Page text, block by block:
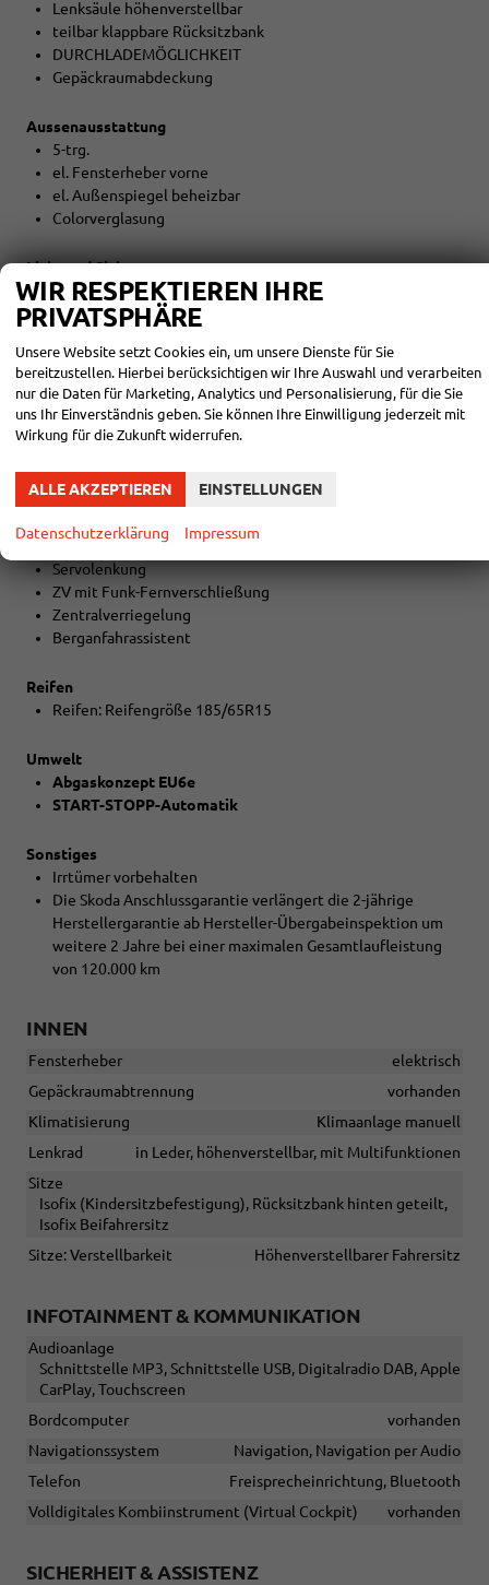
Lenksäule höhenverstellbar
teilbar klappbare Rücksitzbank
DURCHLADEMÖGLICHKEIT
Gepäckraumabdeckung
Aussenausstattung
5-trg.
el. Fensterheber vorne
el. Außenspiegel beheizbar
Colorverglasung
Licht und Sicht
LED-SCHEINWERFER (VOLL)
Tagfahrlicht
Lichtautomatik
Coming-Home-Funktion
Leaving-Home-Funktion
NEBELSCHEINWERFER
Technik
7-Gang-Automatikgetriebe
Niveauregulierung
Servolenkung
ZV mit Funk-Fernverschließung
Zentralverriegelung
Berganfahrassistent
Reifen
Reifen: Reifengröße 185/65R15
Umwelt
Abgaskonzept EU6e
START-STOPP-Automatik
Sonstiges
Irrtümer vorbehalten
Die Skoda Anschlussgarantie verlängert die 2-jährige
Herstellergarantie ab Hersteller-Übergabeinspektion um
weitere 2 Jahre bei einer maximalen Gesamtlaufleistung
von 120.000 km
INNEN
Fensterheber
elektrisch
Gepäckraumabtrennung
vorhanden
Klimatisierung
Klimaanlage manuell
Lenkrad
in Leder, höhenverstellbar, mit Multifunktionen
Sitze
Isofix (Kindersitzbefestigung), Rücksitzbank hinten geteilt,
Isofix Beifahrersitz
Sitze: Verstellbarkeit
Höhenverstellbarer Fahrersitz
INFOTAINMENT & KOMMUNIKATION
Audioanlage
Schnittstelle MP3, Schnittstelle USB, Digitalradio DAB, Apple
CarPlay, Touchscreen
Bordcomputer
vorhanden
Navigationssystem
Navigation, Navigation per Audio
Telefon
Freisprecheinrichtung, Bluetooth
Volldigitales Kombiinstrument (Virtual Cockpit)
vorhanden
SICHERHEIT & ASSISTENZ
WIR RESPEKTIEREN IHRE
PRIVATSPHÄRE
Unsere Website setzt Cookies ein, um unsere Dienste für Sie
bereitzustellen. Hierbei berücksichtigen wir Ihre Auswahl und verarbeiten
nur die Daten für Marketing, Analytics und Personalisierung, für die Sie
uns Ihr Einverständnis geben. Sie können Ihre Einwilligung jederzeit mit
Wirkung für die Zukunft widerrufen.
ALLE AKZEPTIEREN EINSTELLUNGEN
Datenschutzerklärung Impressum